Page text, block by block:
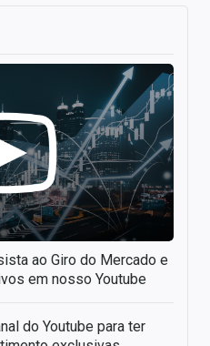
ao Giro do Mercado e
em nosso Youtube
do Youtube para ter